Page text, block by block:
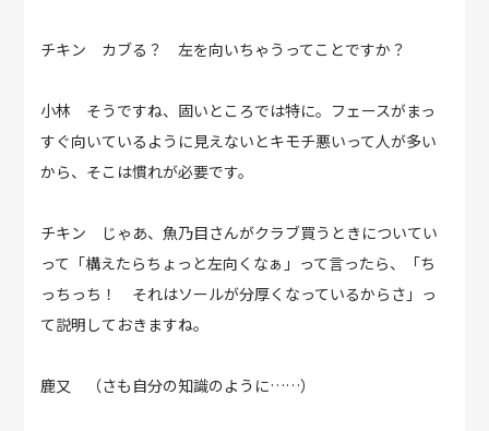
チキン カブる？ 左を向いちゃうってことですか？
小林 そうですね、固いところでは特に。フェースがまっ
すぐ向いているように見えないとキモチ悪いって人が多い
から、そこは慣れが必要です。
チキン じゃあ、魚乃目さんがクラブ買うときについてい
って「構えたらちょっと左向くなぁ」って言ったら、「ち
っちっち！ それはソールが分厚くなっているからさ」っ
て説明しておきますね。
鹿又 （さも自分の知識のように……）